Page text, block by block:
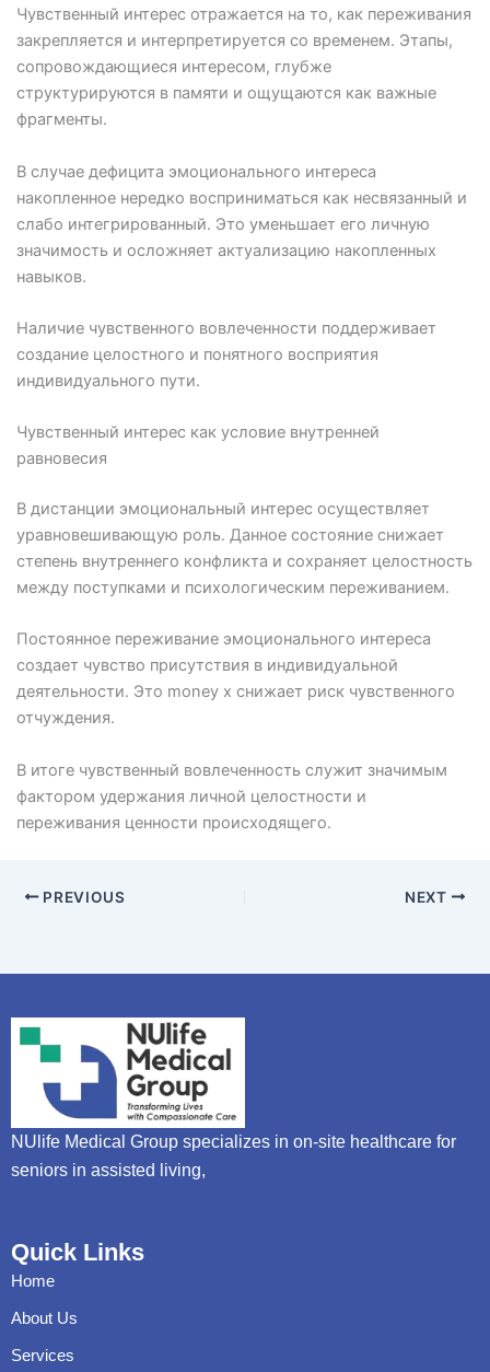
Чувственный интерес отражается на то, как переживания
закрепляется и интерпретируется со временем. Этапы,
сопровождающиеся интересом, глубже
структурируются в памяти и ощущаются как важные
фрагменты.
В случае дефицита эмоционального интереса
накопленное нередко восприниматься как несвязанный и
слабо интегрированный. Это уменьшает его личную
значимость и осложняет актуализацию накопленных
навыков.
Наличие чувственного вовлеченности поддерживает
создание целостного и понятного восприятия
индивидуального пути.
Чувственный интерес как условие внутренней
равновесия
В дистанции эмоциональный интерес осуществляет
уравновешивающую роль. Данное состояние снижает
степень внутреннего конфликта и сохраняет целостность
между поступками и психологическим переживанием.
Постоянное переживание эмоционального интереса
создает чувство присутствия в индивидуальной
деятельности. Это money x снижает риск чувственного
отчуждения.
В итоге чувственный вовлеченность служит значимым
фактором удержания личной целостности и
переживания ценности происходящего.
PREVIOUS NEXT
NUlife Medical Group specializes in on-site healthcare for
seniors in assisted living,
Quick Links
Home
About Us
Services